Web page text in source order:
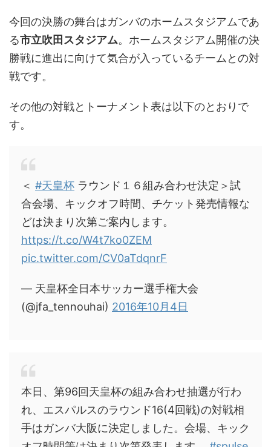
今回の決勝の舞台はガンバのホームスタジアムであ
る市立吹田スタジアム。ホームスタジアム開催の決
勝戦に進出に向けて気合が入っているチームとの対
戦です。
その他の対戦とトーナメント表は以下のとおりで
す。
＜ #天皇杯 ラウンド１６組み合わせ決定＞試
合会場、キックオフ時間、チケット発売情報な
どは決まり次第ご案内します。
https://t.co/W4t7ko0ZEM
pic.twitter.com/CV0aTdqnrF
— 天皇杯全日本サッカー選手権大会
(@jfa_tennouhai) 2016年10月4日
本日、第96回天皇杯の組み合わせ抽選が行わ
れ、エスパルスのラウンド16(4回戦)の対戦相
手はガンバ大阪に決定しました。会場、キック